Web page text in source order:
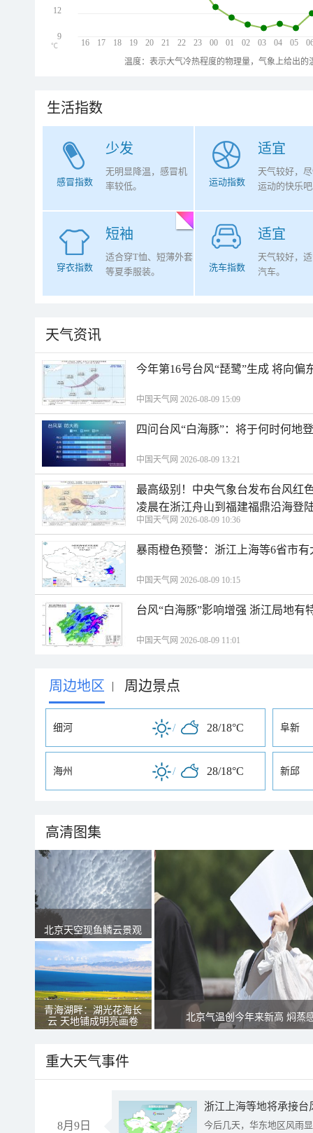
16 17 18 19 20 21 22 23 00 01 02 03 04 05
12
9
℃
温度：表示大气冷热程度的物理量，气象上给出
生活指数
少发
感冒指数
无明显降温，感冒机
率较低。
适宜
运动指数
天气较好，
运动的快乐
短袖
穿衣指数
适合穿T恤、短薄外套
等夏季服装。
适宜
洗车指数
天气较好，
汽车。
天气资讯
今年第16号台风“琵鹭”生成 将向偏
中国天气网 2026-08-09 15:09
四问台风“白海豚”：将于何时何地
中国天气网 2026-08-09 13:21
最高级别！中央气象台发布台风红
凌晨在浙江舟山到福建福鼎沿海登
中国天气网 2026-08-09 10:36
暴雨橙色预警：浙江上海等6省市
中国天气网 2026-08-09 10:15
台风“白海豚”影响增强 浙江局地有
中国天气网 2026-08-09 11:01
周边地区 | 周边景点
细河 / 28/18°C 阜新
海州 / 28/18°C 新邱
高清图集
北京天空现鱼鳞云景观
青海湖畔：湖光花海长
云 天地铺成明亮画卷
北京气温创今年来新高 焖蒸
重大天气事件
8月9日
浙江上海等地将承接台
今后几天，华东地区风雨